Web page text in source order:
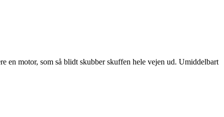
en motor, som så blidt skubber skuffen hele vejen ud. Umiddelbart